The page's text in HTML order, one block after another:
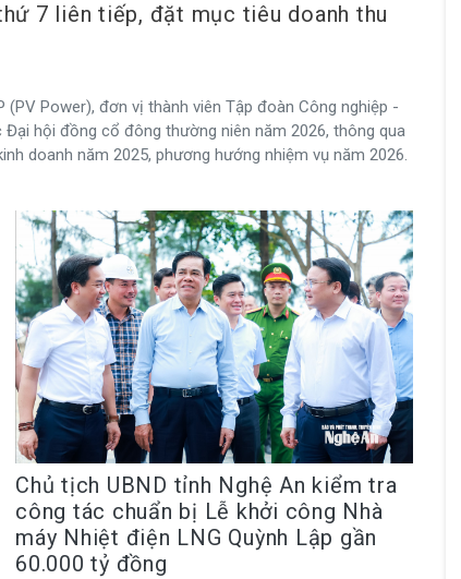
7 liên tiếp, đặt mục tiêu doanh thu
Power), đơn vị thành viên Tập đoàn Công nghiệp -
hội đồng cổ đông thường niên năm 2026, thông qua
doanh năm 2025, phương hướng nhiệm vụ năm 2026.
Chủ tịch UBND tỉnh Nghệ An kiểm tra
công tác chuẩn bị Lễ khởi công Nhà
máy Nhiệt điện LNG Quỳnh Lập gần
60.000 tỷ đồng